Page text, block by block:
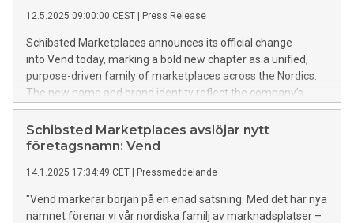
12.5.2025 09:00:00 CEST | Press Release
Schibsted Marketplaces announces its official change
into Vend today, marking a bold new chapter as a unified,
purpose-driven family of marketplaces across the Nordics.
The new name and brand identity reflect the company’s
ongoing evolution as a leading digital marketplaces
company committed to helping users make smarter choices
and spend their time wisely.
Schibsted Marketplaces avslöjar nytt
företagsnamn: Vend
14.1.2025 17:34:49 CET | Pressmeddelande
"Vend markerar början på en enad satsning. Med det här nya
namnet förenar vi vår nordiska familj av marknadsplatser –